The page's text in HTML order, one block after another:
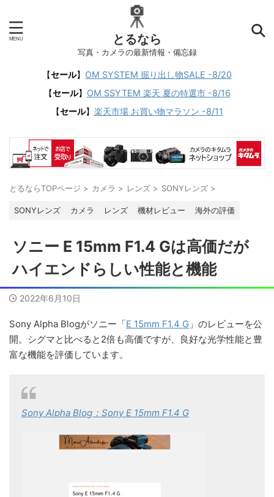
とるなら
写真・カメラの最新情報・備忘録
【セール】 OM SYSTEM 掘り出し物SALE -8/20
【セール】 OM SSYTEM 楽天 夏の特選市 -8/16
【セール】 楽天市場 お買い物マラソン -8/11
とるならTOPページ > カメラ > レンズ > SONYレンズ >
SONYレンズ カメラ レンズ 機材レビュー 海外の評価
ソニー E 15mm F1.4 Gは高価だが
ハイエンドらしい性能と機能
2022年6月10日
Sony Alpha Blogがソニー「E 15mm F1.4 G 」のレビューを公
開。シグマと比べると2倍も高価ですが、良好な光学性能と豊
富な機能を評価しています。
Sony Alpha Blog：Sony E 15mm F1.4 G